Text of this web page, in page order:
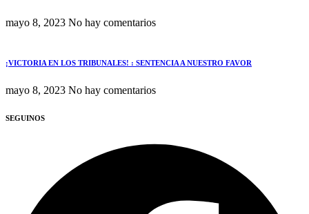
mayo 8, 2023 No hay comentarios
¡VICTORIA EN LOS TRIBUNALES! : SENTENCIA A NUESTRO FAVOR
mayo 8, 2023 No hay comentarios
SEGUINOS